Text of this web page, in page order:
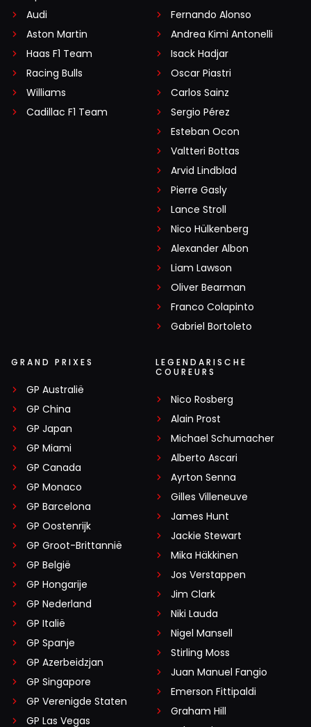
Audi
Aston Martin
Haas F1 Team
Racing Bulls
Williams
Cadillac F1 Team
Fernando Alonso
Andrea Kimi Antonelli
Isack Hadjar
Oscar Piastri
Carlos Sainz
Sergio Pérez
Esteban Ocon
Valtteri Bottas
Arvid Lindblad
Pierre Gasly
Lance Stroll
Nico Hülkenberg
Alexander Albon
Liam Lawson
Oliver Bearman
Franco Colapinto
Gabriel Bortoleto
GRAND PRIXES
GP Australië
GP China
GP Japan
GP Miami
GP Canada
GP Monaco
GP Barcelona
GP Oostenrijk
GP Groot-Brittannië
GP België
GP Hongarije
GP Nederland
GP Italië
GP Spanje
GP Azerbeidzjan
GP Singapore
GP Verenigde Staten
GP Las Vegas
LEGENDARISCHE
COUREURS
Nico Rosberg
Alain Prost
Michael Schumacher
Alberto Ascari
Ayrton Senna
Gilles Villeneuve
James Hunt
Jackie Stewart
Mika Häkkinen
Jos Verstappen
Jim Clark
Niki Lauda
Nigel Mansell
Stirling Moss
Juan Manuel Fangio
Emerson Fittipaldi
Graham Hill